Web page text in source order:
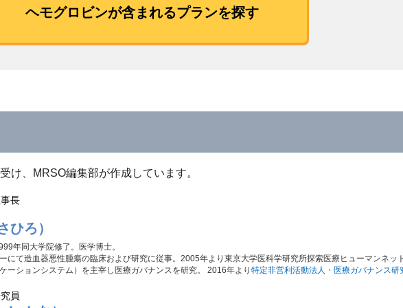
ヘモグロビンが含まれるプランを探す
け、MRSO編集部が作成しています。
長
ひろ）
年同大学院修了。医学博士。
にて造血器悪性腫瘍の臨床および研究に従事。2005年より東京大学医科学研究所探索医療ヒューマンネッ
ーションシステム）を主宰し医療ガバナンスを研究。 2016年より 特定非営利活動法人・医療ガバナンス研
員